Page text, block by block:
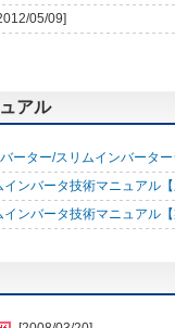
05/09]
アル
ーター/スリムインバータ
ンバータ技術マニュアル
ンバータ技術マニュアル